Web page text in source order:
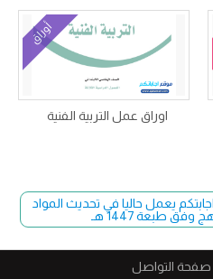
أوراق
اوراق عمل التربية الفنية
يعمل حاليا في تحديث المواد
طبعة 1447 هـ
صفحة التواصل